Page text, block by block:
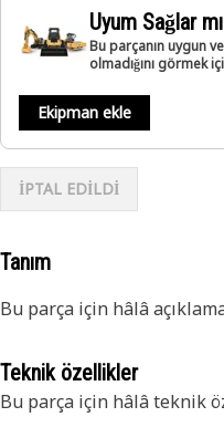
Uyum Sağlar
Bu parçanın uygun
olmadığını görmek
Ekipman ekle
İPTAL EDİLDİ
Tanım
Bu parça için hâlâ
Teknik özellikler
Bu parça için hâlâ teknik